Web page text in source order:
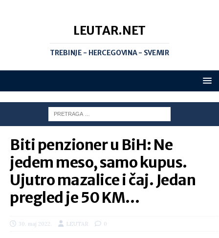
LEUTAR.NET
TREBINJE - HERCEGOVINA - SVEMIR
Biti penzioner u BiH: Ne
jedem meso, samo kupus.
Ujutro mazalice i čaj. Jedan
pregled je 50 KM…
30. maj 2022. LEUTAR 0